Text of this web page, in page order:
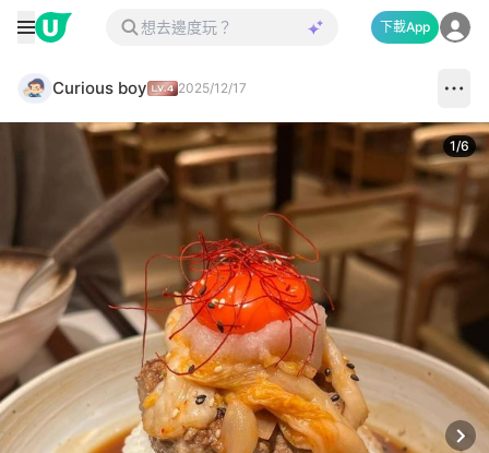
下載App
Curious boy 2025/12/17
1/6